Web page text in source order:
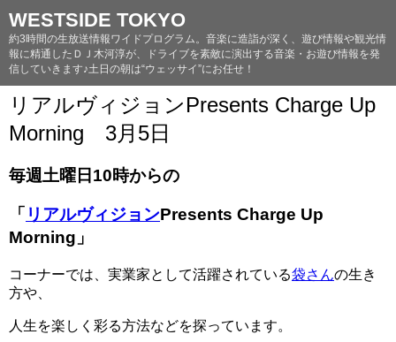
WESTSIDE TOKYO
約3時間の生放送情報ワイドプログラム。音楽に造詣が深く、遊び情報や観光情
報に精通したＤＪ木河淳が、ドライブを素敵に演出する音楽・お遊び情報を発
信していきます♪土日の朝は“ウェッサイ”にお任せ！
リアルヴィジョンPresents Charge Up
Morning 3月5日
毎週土曜日10時からの
「 リアルヴィジョンPresents Charge Up
Morning」
コーナーでは、実業家として活躍されている袋さんの生き
方や、
人生を楽しく彩る方法などを探っています。